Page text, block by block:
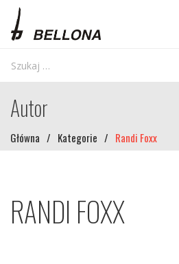
Autor
Główna / Kategorie / Randi Foxx
RANDI FOXX